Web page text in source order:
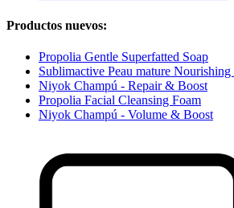
Productos nuevos:
Propolia Gentle Superfatted Soap
Sublimactive Peau mature Nourishing
Niyok Champú - Repair & Boost
Propolia Facial Cleansing Foam
Niyok Champú - Volume & Boost